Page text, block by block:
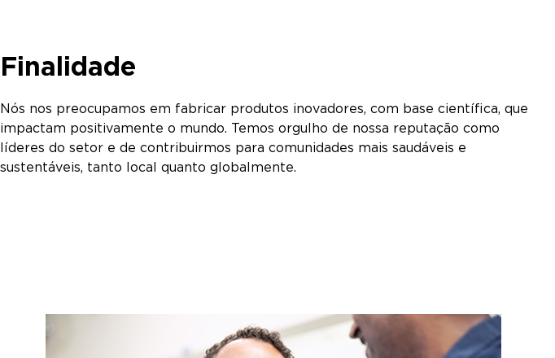
Finalidade
Nós nos preocupamos em fabricar produtos inovadores, com base científica, que
impactam positivamente o mundo. Temos orgulho de nossa reputação como
líderes do setor e de contribuirmos para comunidades mais saudáveis e
sustentáveis, tanto local quanto globalmente.